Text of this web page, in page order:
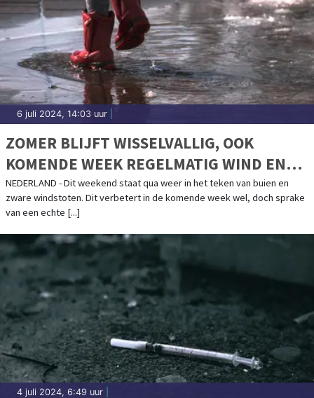
6 juli 2024, 14:03 uur
ZOMER BLIJFT WISSELVALLIG, OOK
KOMENDE WEEK REGELMATIG WIND EN
BUIEN
NEDERLAND - Dit weekend staat qua weer in het teken van buien en
zware windstoten. Dit verbetert in de komende week wel, doch sprake
van een echte [...]
4 juli 2024, 6:49 uur